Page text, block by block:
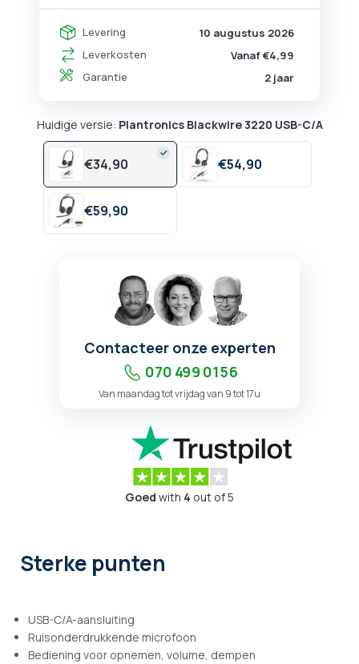
Levering
10 augustus 2026
Leverkosten
Vanaf €4,99
Garantie
2 jaar
Huidige versie: Plantronics Blackwire 3220 USB-C/A
€34,90 €54,90
€59,90
Contacteer onze experten
070 499 01 56
Van maandag tot vrijdag van 9 tot 17u
Goed with 4 out of 5
Sterke punten
USB-C/A-aansluiting
Ruisonderdrukkende microfoon
Bediening voor opnemen, volume, dempen